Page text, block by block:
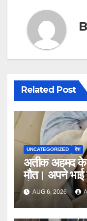
Related Post
UNCATEGORIZED देश
अतीक अहमद के
मौत। अपने भाई
जेल (सूत्र)।
AUG 6, 2026